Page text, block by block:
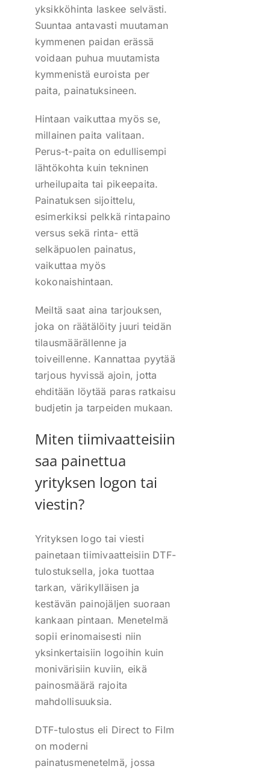
yksikköhinta laskee selvästi.
Suuntaa antavasti muutaman
kymmenen paidan erässä
voidaan puhua muutamista
kymmenistä euroista per
paita, painatuksineen.
Hintaan vaikuttaa myös se,
millainen paita valitaan.
Perus-t-paita on edullisempi
lähtökohta kuin tekninen
urheilupaita tai pikeepaita.
Painatuksen sijoittelu,
esimerkiksi pelkkä rintapaino
versus sekä rinta- että
selkäpuolen painatus,
vaikuttaa myös
kokonaishintaan.
Meiltä saat aina tarjouksen,
joka on räätälöity juuri teidän
tilausmäärällenne ja
toiveillenne. Kannattaa pyytää
tarjous hyvissä ajoin, jotta
ehditään löytää paras ratkaisu
budjetin ja tarpeiden mukaan.
Miten tiimivaatteisiin
saa painettua
yrityksen logon tai
viestin?
Yrityksen logo tai viesti
painetaan tiimivaatteisiin DTF-
tulostuksella, joka tuottaa
tarkan, värikylläisen ja
kestävän painojäljen suoraan
kankaan pintaan. Menetelmä
sopii erinomaisesti niin
yksinkertaisiin logoihin kuin
monivärisiin kuviin, eikä
painosmäärä rajoita
mahdollisuuksia.
DTF-tulostus eli Direct to Film
on moderni
painatusmenetelmä, jossa